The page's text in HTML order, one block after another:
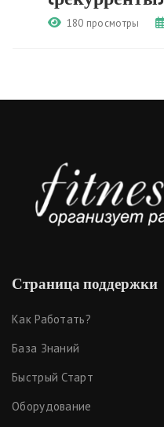
180 просмотры
Страница поддержки
Как Работать?
База Знаний
Быстрый Старт
Оборудование